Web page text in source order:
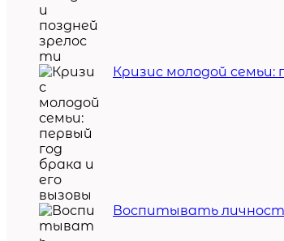
Кризис молодой семьи:
Воспитывать